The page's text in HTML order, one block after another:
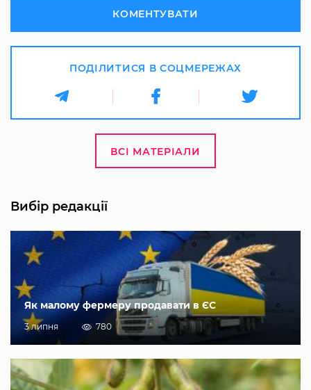
КОМЕНТУВАТИ
ПОДІЛИТИСЯ В СОЦМЕРЕЖАХ
ВСІ МАТЕРІАЛИ
Вибір редакції
Як малому фермеру продавати в ЄС
3 липня 780